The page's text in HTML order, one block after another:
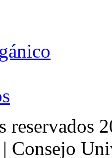
reservados
Consejo